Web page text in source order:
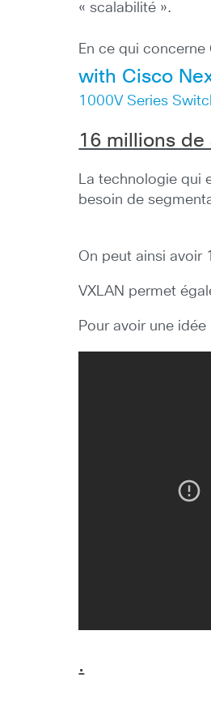
« scalabilité ».
En ce qui
with Cisco
1000V Series
16 millions de
La technologie qui
besoin de
On peut ainsi avoir
VXLAN permet
Pour avoir une
.